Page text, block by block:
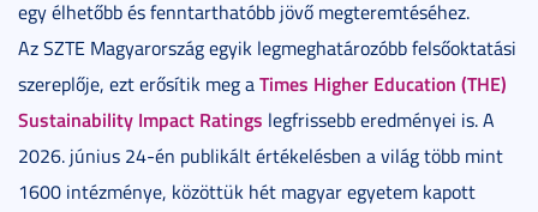
egy élhetőbb és fenntarthatóbb jövő megteremtéséhez.
Az SZTE Magyarország egyik legmeghatározóbb felsőoktatási
szereplője, ezt erősítik meg aTimes Higher Education (THE)
Sustainability Impact Ratings legfrissebb eredményei is. A
2026. június 24-én publikált értékelésben a világ több mint
1600 intézménye, közöttük hét magyar egyetem kapott